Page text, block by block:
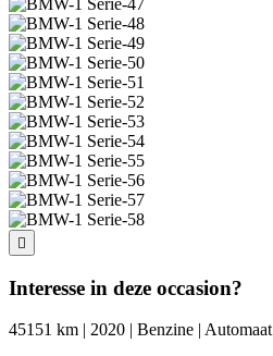
Interesse in deze occasion?
45151 km | 2020 | Benzine | Automaat